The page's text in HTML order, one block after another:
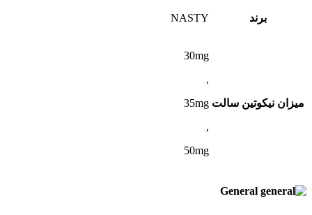
برند NASTY
میزان نیکوتین سالت
30mg
,
35mg
,
50mg
General